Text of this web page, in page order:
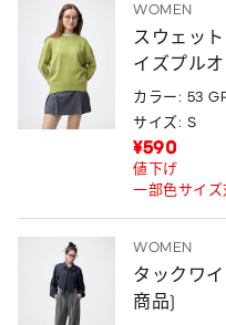
WOMEN
スウェッ
イズプル
カラー: 53
サイズ: S
¥590
値下げ
一部色サイズ
WOMEN
タックワ
商品)